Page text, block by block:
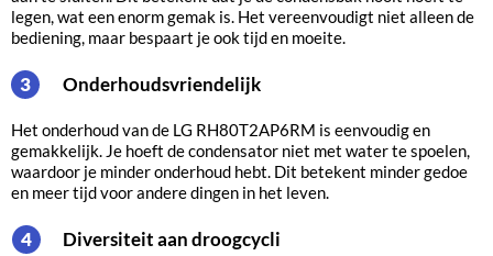
legen, wat een enorm gemak is. Het vereenvoudigt niet alleen de
bediening, maar bespaart je ook tijd en moeite.
3 Onderhoudsvriendelijk
Het onderhoud van de LG RH80T2AP6RM is eenvoudig en
gemakkelijk. Je hoeft de condensator niet met water te spoelen,
waardoor je minder onderhoud hebt. Dit betekent minder gedoe
en meer tijd voor andere dingen in het leven.
4 Diversiteit aan droogcycli